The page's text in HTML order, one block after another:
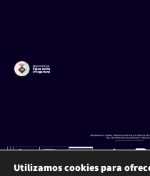
Utilizamos cookies para